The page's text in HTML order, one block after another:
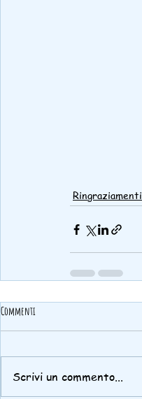
Ringraziamenti
Commenti
Scrivi un commento...